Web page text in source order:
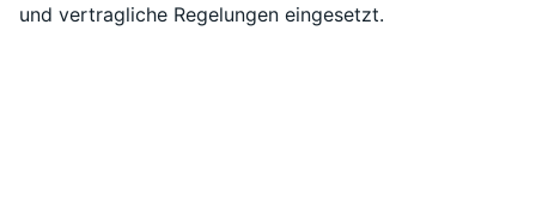
und vertragliche Regelungen eingesetzt.